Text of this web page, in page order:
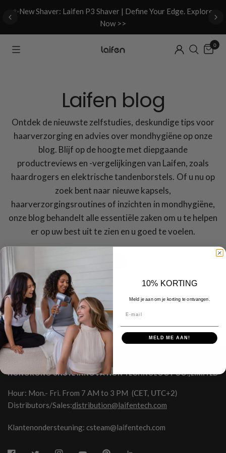
✨New Shaver: Laifen P3 Shaver | Define Your Edge. Explore
Now >>
0
Laifen blog
Ontdek de nieuwste zelfstudies, deskundige tips voor
haarverzorging en advies over mondhygiëne op onze
blog. Blijf op de hoogte met diepgaande
productreviews en -vergelijkingen van Laifen, zoals
haardrogers en elektrische tandenborstels. Of u nu op
zoek bent naar nieuwe kapsels,
haarverzorgingsroutines of inzichten in mondhygiëne,
onze blog behandelt alle essentiële zaken om u te helpen
er op uw best uit te zien en u goed te voelen.
HONGKONG SHUYE INNOVATION TECHNOLOGY CO.,LIMITED
Hour: Mon.- Fri. From 7 AM to 3 PM (CET, UTC+2)
Distributors/Sales:distribution@laifentech.com
Klantenondersteuning: csteam@laifentech.com
10% KORTING
Meld je aan om je korting te ontvangen.
MELD ME AAN!